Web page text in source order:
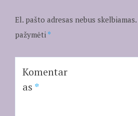
El. pašto adresas nebus skelbiamas.
pažymėti *
Komentar
as *